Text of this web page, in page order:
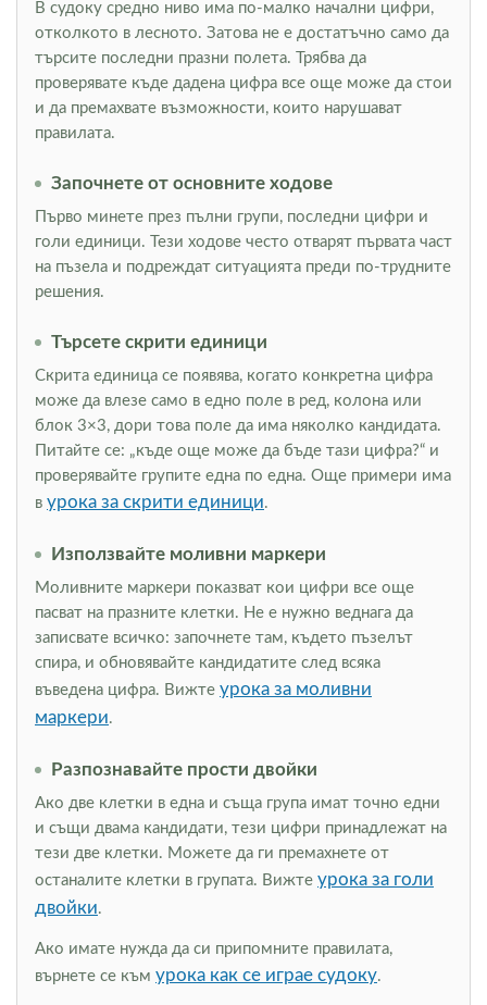
В судоку средно ниво има по-малко начални цифри,
отколкото в лесното. Затова не е достатъчно само да
търсите последни празни полета. Трябва да
проверявате къде дадена цифра все още може да стои
и да премахвате възможности, които нарушават
правилата.
Започнете от основните ходове
Първо минете през пълни групи, последни цифри и
голи единици. Тези ходове често отварят първата част
на пъзела и подреждат ситуацията преди по-трудните
решения.
Търсете скрити единици
Скрита единица се появява, когато конкретна цифра
може да влезе само в едно поле в ред, колона или
блок 3×3, дори това поле да има няколко кандидата.
Питайте се: „къде още може да бъде тази цифра?“ и
проверявайте групите една по една. Още примери има
в урока за скрити единици.
Използвайте моливни маркери
Моливните маркери показват кои цифри все още
пасват на празните клетки. Не е нужно веднага да
записвате всичко: започнете там, където пъзелът
спира, и обновявайте кандидатите след всяка
въведена цифра. Вижте урока за моливни
маркери.
Разпознавайте прости двойки
Ако две клетки в една и съща група имат точно едни
и същи двама кандидати, тези цифри принадлежат на
тези две клетки. Можете да ги премахнете от
останалите клетки в групата. Вижте урока за голи
двойки.
Ако имате нужда да си припомните правилата,
върнете се към урока как се играе судоку.